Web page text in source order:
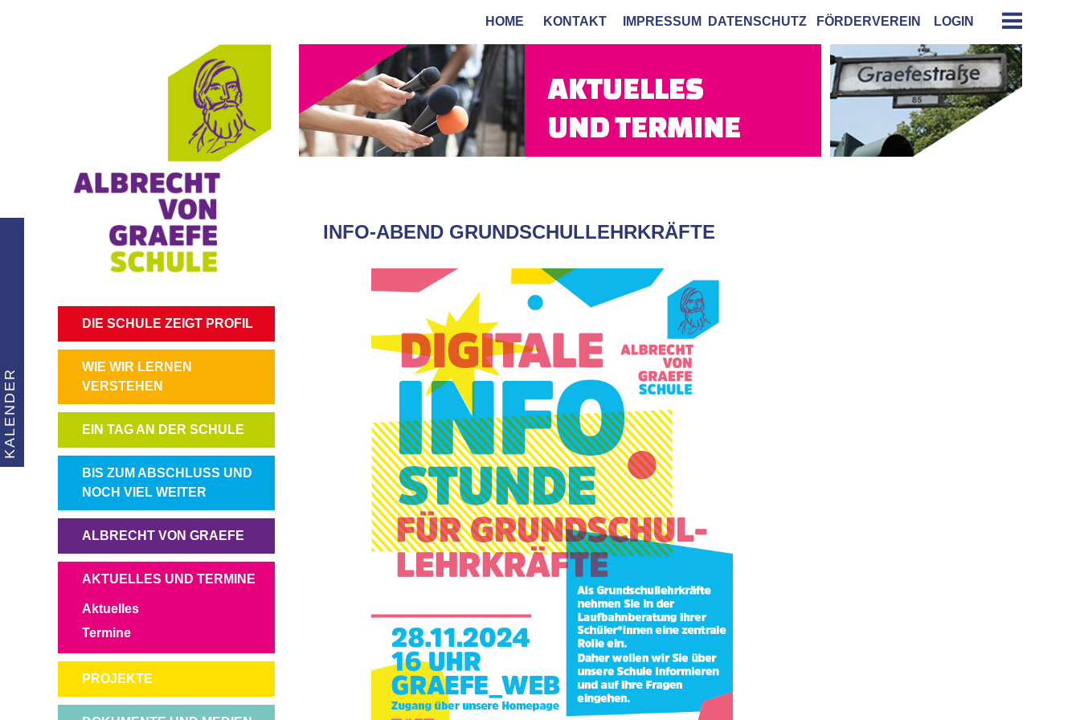
KALENDER
HOME KONTAKT IMPRESSUM DATENSCHUTZ FÖRDERVEREIN LOGIN
INFO-ABEND GRUNDSCHULLEHRKRÄFTE
NAVIGATION
ÜBERSPRINGEN
DIE SCHULE ZEIGT PROFIL
NAVIGATION
ÜBERSPRINGEN
WIE WIR LERNEN
VERSTEHEN
NAVIGATION
ÜBERSPRINGEN
EIN TAG AN DER SCHULE
NAVIGATION
ÜBERSPRINGEN
BIS ZUM ABSCHLUSS UND
NOCH VIEL WEITER
NAVIGATION
ÜBERSPRINGEN
ALBRECHT VON GRAEFE
NAVIGATION
AKTUELLES UND TERMINE
Aktuelles
Termine
NAVIGATION
ÜBERSPRINGEN
PROJEKTE